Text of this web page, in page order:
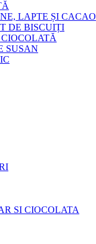
LAPTE ȘI CACAO
DE BISCUIȚI
SUSAN
SI CIOCOLATA